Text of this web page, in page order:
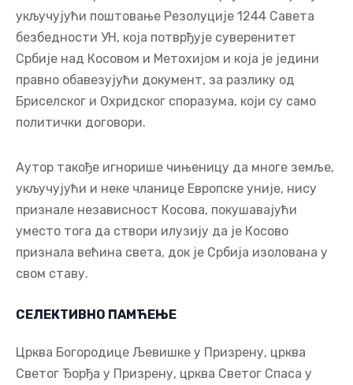
укључујући поштовање Резолуције 1244 Савета
безбедности УН, која потврђује суверенитет
Србије над Косовом и Метохијом и која је једини
правно обавезујући документ, за разлику од
Бриселског и Охридског споразума, који су само
политички договори.
Аутор такође игнорише чињеницу да многе земље,
укључујући и неке чланице Европске уније, нису
признале независност Косова, покушавајући
уместо тога да створи илузију да је Косово
признала већина света, док је Србија изолована у
свом ставу.
СЕЛЕКТИВНО ПАМЋЕЊЕ
Црква Богородице Љевишке у Призрену, црква
Светог Ђорђа у Призрену, црква Светог Спаса у